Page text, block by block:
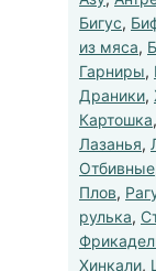
Бигус,
из мяса,
Гарниры,
Драники,
Картошка,
Лазанья,
Отбивные
Плов,
рулька,
Хинкали,